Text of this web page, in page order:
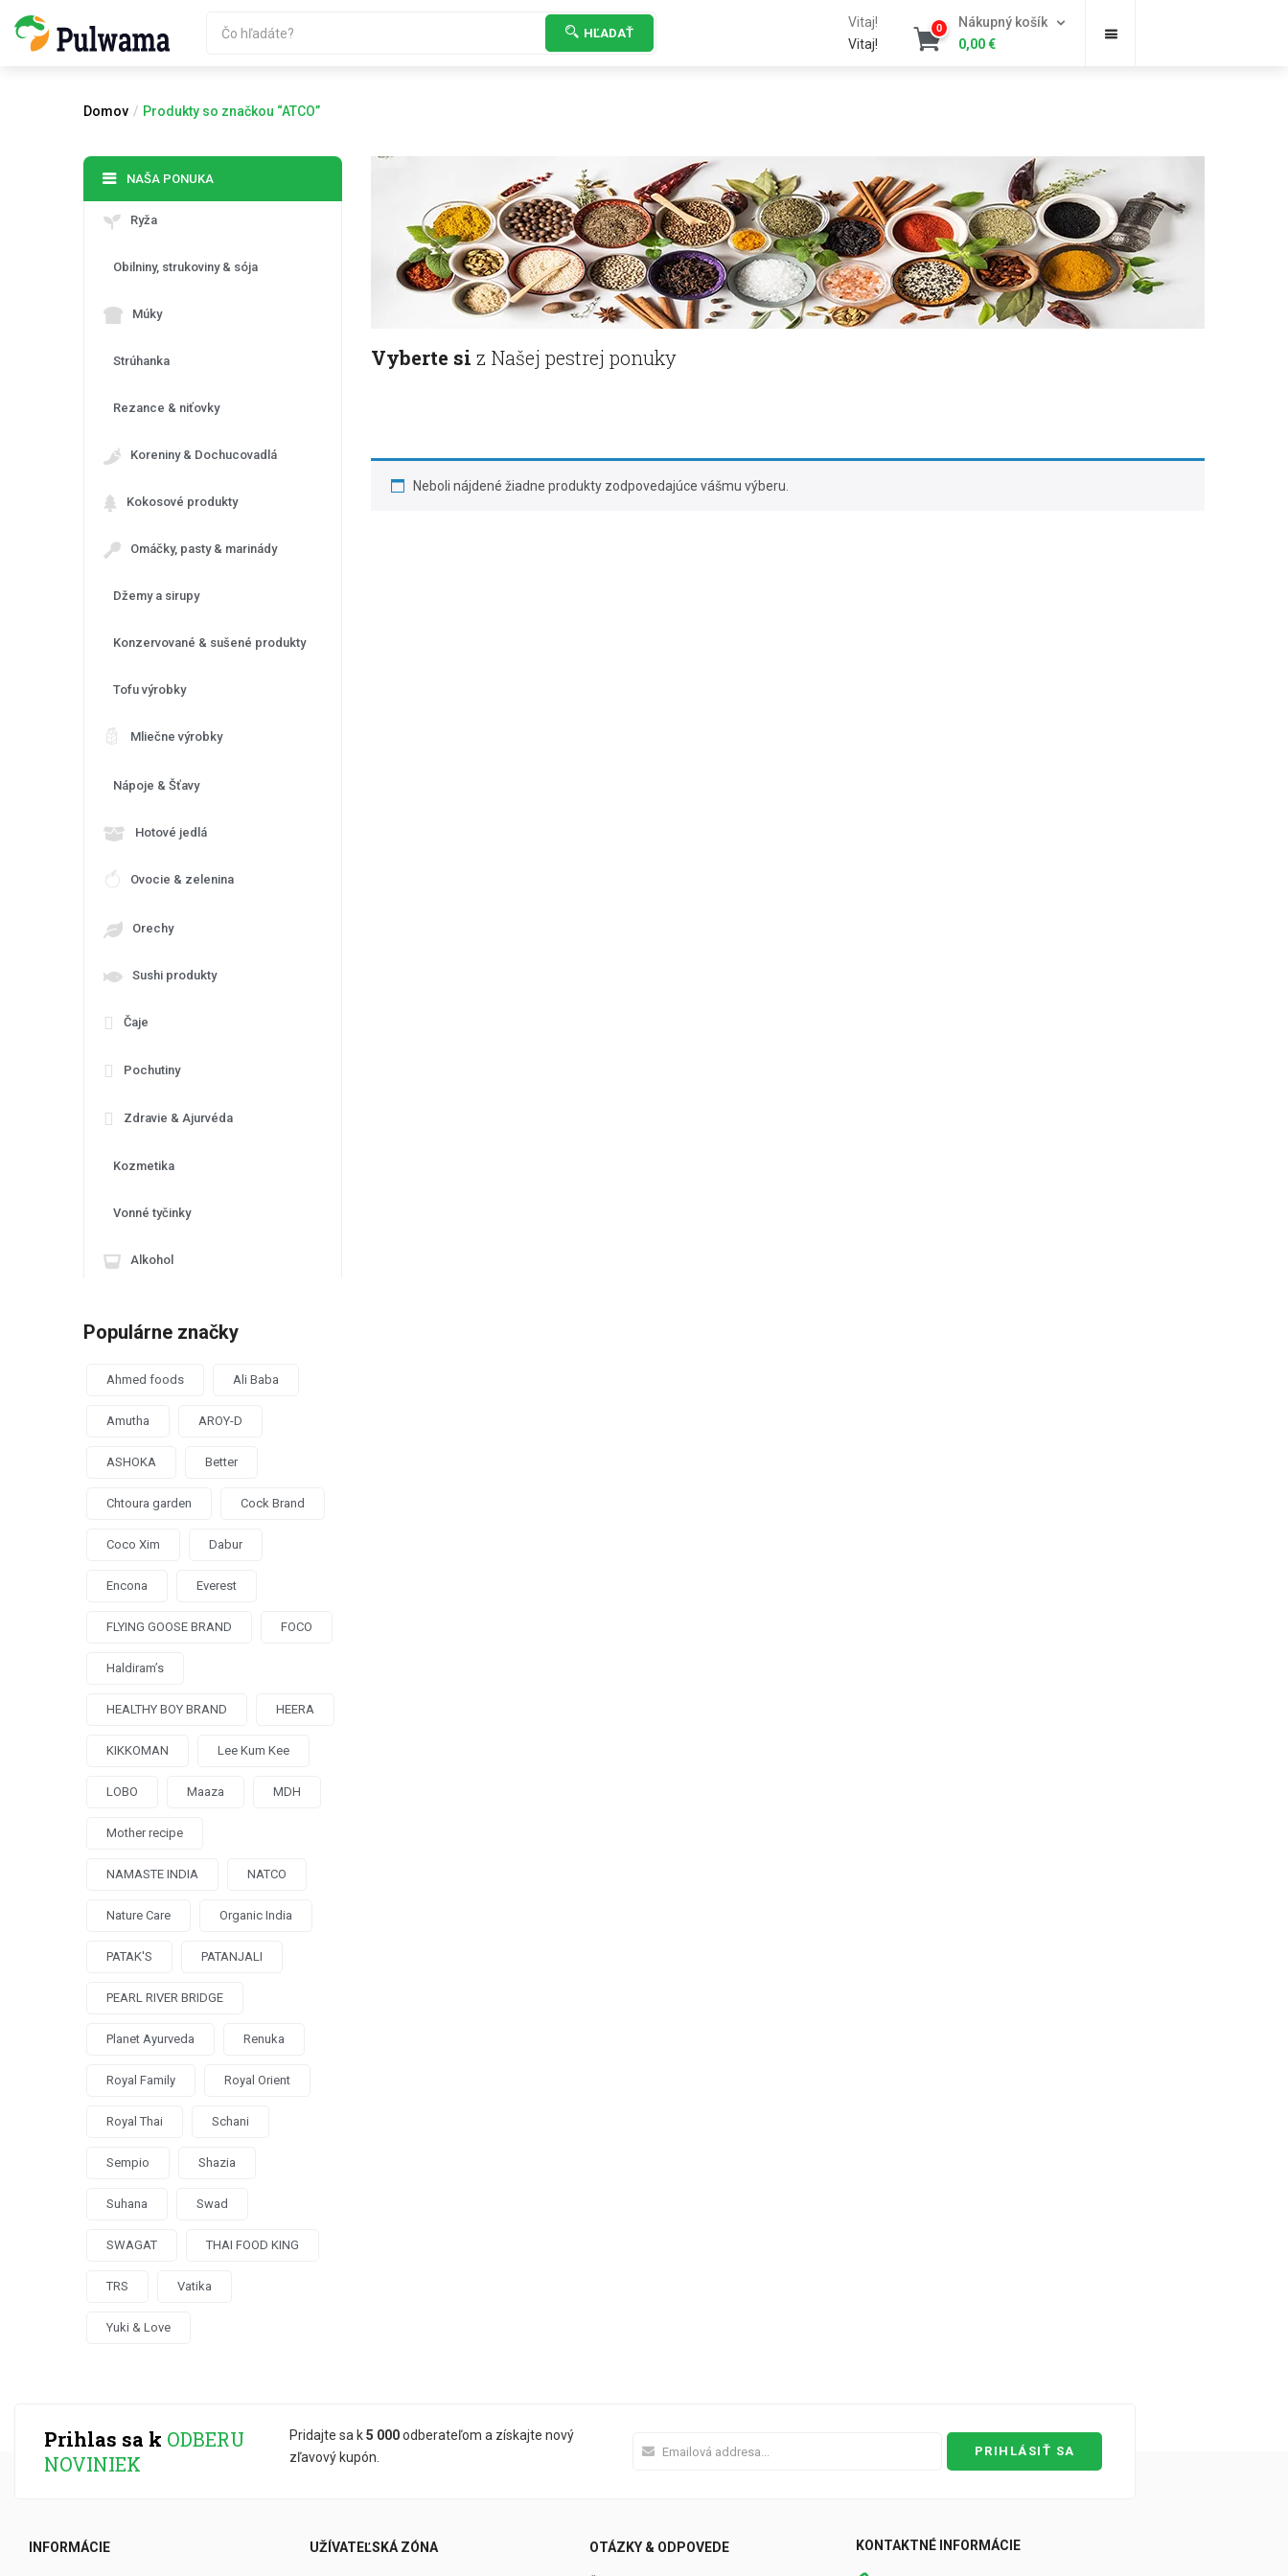
HĽADAŤ
Vitaj!
Vitaj!
Nákupný košík
0
0,00€
Domov Produkty so značkou “ATCO”
Vyberte si z Našej pestrej ponuky
Neboli nájdené žiadne produkty zodpovedajúce vášmu výberu.
NAŠA PONUKA
Ryža
Obilniny, strukoviny & sója
Múky
Strúhanka
Rezance & niťovky
Koreniny & Dochucovadlá
Kokosové produkty
Omáčky, pasty & marinády
Džemy a sirupy
Konzervované & sušené produkty
Tofu výrobky
Mliečne výrobky
Nápoje & Šťavy
Hotové jedlá
Ovocie & zelenina
Orechy
Sushi produkty
Čaje
Pochutiny
Zdravie & Ajurvéda
Kozmetika
Vonné tyčinky
Alkohol
Populárne značky
Ahmed foods Ali Baba
Amutha AROY-D
ASHOKA Better
Chtoura garden Cock Brand
Coco Xim Dabur
Encona Everest
FLYING GOOSE BRAND FOCO
Haldiram’s
HEALTHY BOY BRAND HEERA
KIKKOMAN Lee Kum Kee
LOBO Maaza MDH
Mother recipe
NAMASTE INDIA NATCO
Nature Care Organic India
PATAK'S PATANJALI
PEARL RIVER BRIDGE
Planet Ayurveda Renuka
Royal Family Royal Orient
Royal Thai Schani
Sempio Shazia
Suhana Swad
SWAGAT THAI FOOD KING
TRS Vatika
Yuki & Love
Prihlas sa k ODBERU
NOVINIEK
Pridajte sa k5 000odberateľom a získajte nový
zľavový kupón.
PRIHLÁSIŤ SA
INFORMÁCIE UŽÍVATEĽSKÁ ZÓNA OTÁZKY & ODPOVEDE KONTAKTNÉ INFORMÁCIE